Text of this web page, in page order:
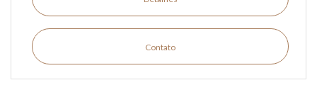
Contato